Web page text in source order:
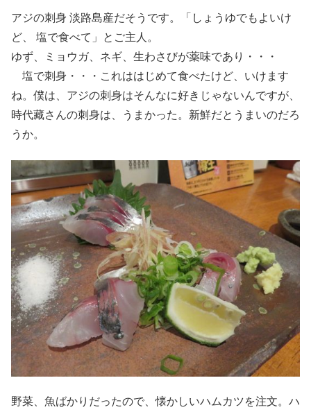
アジの刺身 淡路島産だそうです。「しょうゆでもよいけ
ど、 塩で食べて」とご主人。
ゆず、ミョウガ、ネギ、生わさびが薬味であり・・・
塩で刺身・・・これははじめて食べたけど、いけます
ね。僕は、アジの刺身はそんなに好きじゃないんですが、
時代藏さんの刺身は、うまかった。新鮮だとうまいのだろ
うか。
野菜、魚ばかりだったので、懐かしいハムカツを注文。ハ